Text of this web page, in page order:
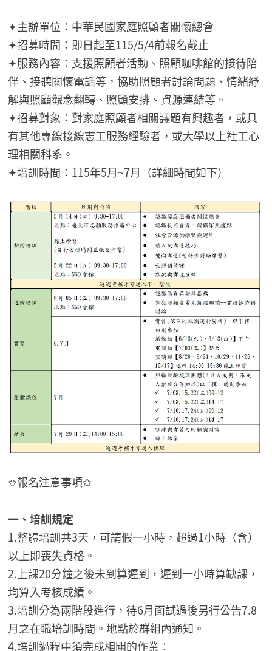
✦主辦單位：中華民國家庭照顧者關懷總會
✦招募時間：即日起至115/5/4前報名截止
✦服務內容：支援照顧者活動、照顧咖啡館的接待陪
伴、接聽關懷電話等，協助照顧者討論問題、情緒紓
解與照顧觀念翻轉、照顧安排、資源連結等。
✦招募對象：對家庭照顧者相關議題有興趣者，或具
有其他專線接線志工服務經驗者，或大學以上社工心
理相關科系。
✦培訓時間：115年5月~7月（詳細時間如下）
✩報名注意事項✩
一、培訓規定
1.整體培訓共3天，可請假一小時，超過1小時（含）
以上即喪失資格。
2.上課20分鐘之後未到算遲到，遲到一小時算缺課，
均算入考核成績。
3.培訓分為兩階段進行，待6月面試過後另行公告7.8
月之在職培訓時間。地點於群組內通知。
4.培訓過程中須完成相關的作業：